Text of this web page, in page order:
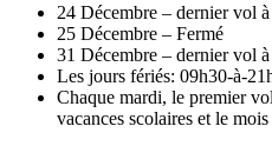
24 Décembre – dernier vol
25 Décembre – Fermé
31 Décembre – dernier vol
Les jours fériés: 09h30-à-
Chaque mardi, le premier
vacances scolaires et le